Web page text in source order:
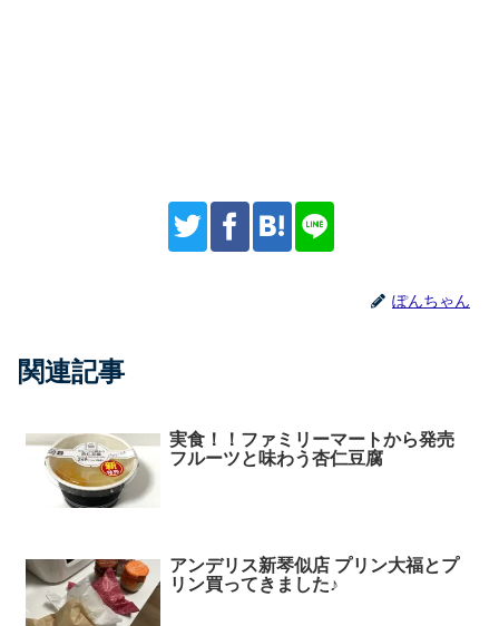
ぽんちゃん
関連記事
実食！！ファミリーマートから発売
フルーツと味わう杏仁豆腐
アンデリス新琴似店 プリン大福とプ
リン買ってきました♪